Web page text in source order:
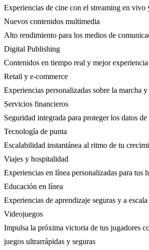
Experiencias de cine con el streaming en vivo
Nuevos contenidos multimedia
Alto rendimiento para los medios de
Digital Publishing
Contenidos en tiempo real y mejor
Retail y e-commerce
Experiencias personalizadas sobre la marcha y
Servicios financieros
Seguridad integrada para proteger los datos
Tecnología de punta
Escalabilidad instantánea al ritmo de tu
Viajes y hospitalidad
Experiencias en línea personalizadas para tus
Educación en línea
Experiencias de aprendizaje seguras y a escala
Videojuegos
Impulsa la próxima victoria de tus jugadores
juegos ultrarrápidas y seguras